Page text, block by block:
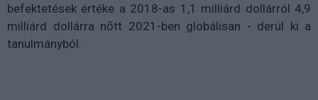
befektetések értéke a 2018-as 1,1 milliárd dollárról 4,9
milliárd dollárra nőtt 2021-ben globálisan - derül ki a
tanulmányból.